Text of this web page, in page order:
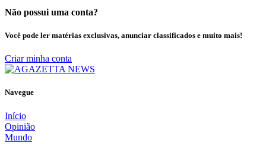
Não possui uma conta?
Você pode ler matérias exclusivas, anunciar classificados e muito mais!
Criar minha conta
Navegue
Início
Opinião
Mundo